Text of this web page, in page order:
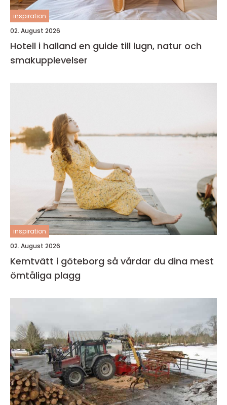
inspiration
02. August 2026
Hotell i halland en guide till lugn, natur och
smakupplevelser
inspiration
02. August 2026
Kemtvätt i göteborg så vårdar du dina mest
ömtåliga plagg